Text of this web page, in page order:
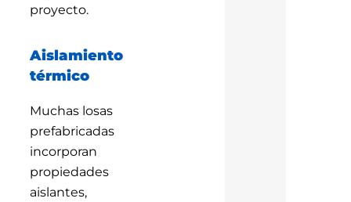
proyecto.
Aislamiento
térmico
Muchas losas
prefabricadas
incorporan
propiedades
aislantes,